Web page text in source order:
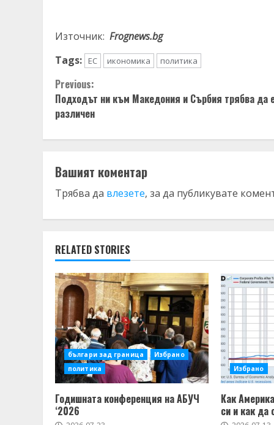
Източник: Frognews.bg
Tags:
ЕС икономика политика
Continue
Reading
Previous:
Подходът ни към Македония и Сърбия трябва да
различен
Вашият коментар
Трябва да влезете, за да публикувате
RELATED STORIES
българи зад граница
Избрано
политика
Годишната конференция на АБУЧ
‘2026
Избрано
Как
си и как да